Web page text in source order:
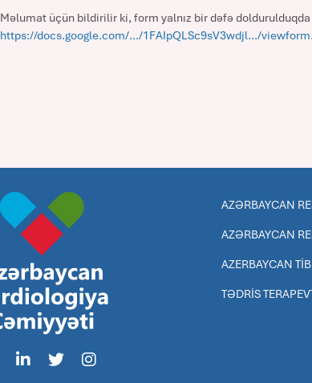
Məlumat üçün bildirilir ki, form yalnız bir dəfə doldurulduqda
https://docs.google.com/.../1FAIpQLSc9sV3wdjl.../
AZƏRBAYCAN
AZƏRBAYCAN
AZERBAYCAN
TƏDRİS